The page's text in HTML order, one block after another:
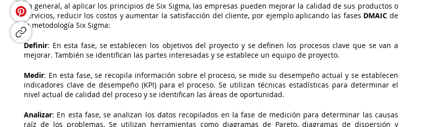
En general, al aplicar los principios de Six Sigma, las empresas pueden mejorar la calidad de sus productos o
servicios, reducir los costos y aumentar la satisfacción del cliente, por ejemplo aplicando las fases DMAIC de
la metodología Six Sigma:
Definir: En esta fase, se establecen los objetivos del proyecto y se definen los procesos clave que se van a
mejorar. También se identifican las partes interesadas y se establece un equipo de proyecto.
Medir: En esta fase, se recopila información sobre el proceso, se mide su desempeño actual y se establecen
indicadores clave de desempeño (KPI) para el proceso. Se utilizan técnicas estadísticas para determinar el
nivel actual de calidad del proceso y se identifican las áreas de oportunidad.
Analizar: En esta fase, se analizan los datos recopilados en la fase de medición para determinar las causas
raíz de los problemas. Se utilizan herramientas como diagramas de Pareto, diagramas de dispersión y